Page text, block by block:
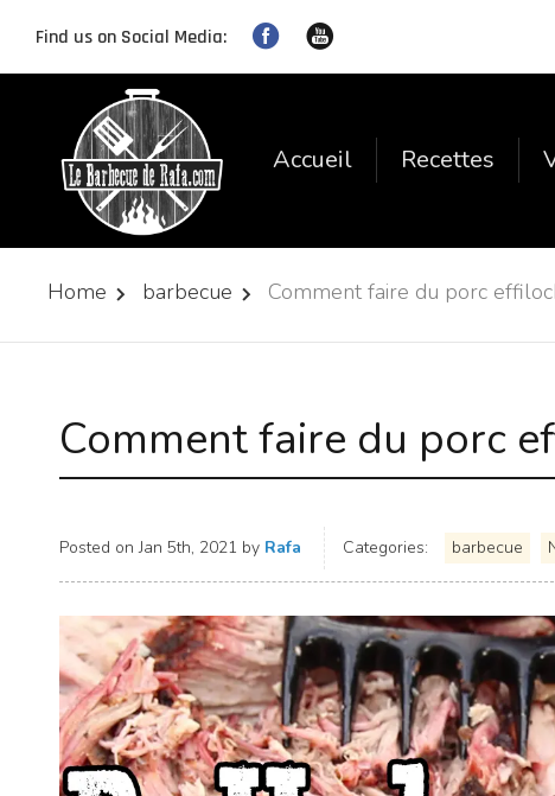
Find us on Social Media:
Accueil Recettes
Home barbecue Comment faire du porc
Comment faire du porc
Posted onJan 5th, 2021 by Rafa Categories: barbecue